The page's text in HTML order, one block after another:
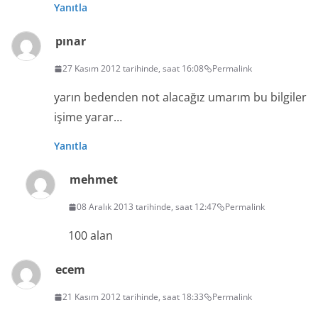
Yanıtla
pınar
27 Kasım 2012 tarihinde, saat 16:08 Permalink
yarın bedenden not alacağız umarım bu bilgiler
işime yarar…
Yanıtla
mehmet
08 Aralık 2013 tarihinde, saat 12:47 Permalink
100 alan
ecem
21 Kasım 2012 tarihinde, saat 18:33 Permalink